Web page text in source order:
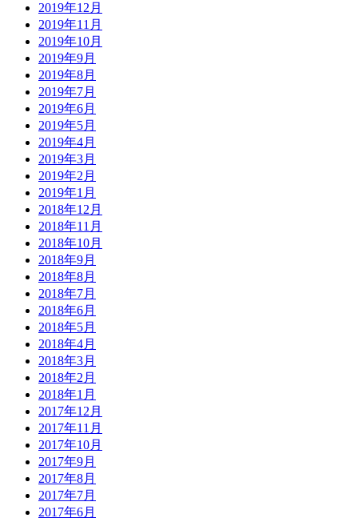
2019年12月
2019年11月
2019年10月
2019年9月
2019年8月
2019年7月
2019年6月
2019年5月
2019年4月
2019年3月
2019年2月
2019年1月
2018年12月
2018年11月
2018年10月
2018年9月
2018年8月
2018年7月
2018年6月
2018年5月
2018年4月
2018年3月
2018年2月
2018年1月
2017年12月
2017年11月
2017年10月
2017年9月
2017年8月
2017年7月
2017年6月